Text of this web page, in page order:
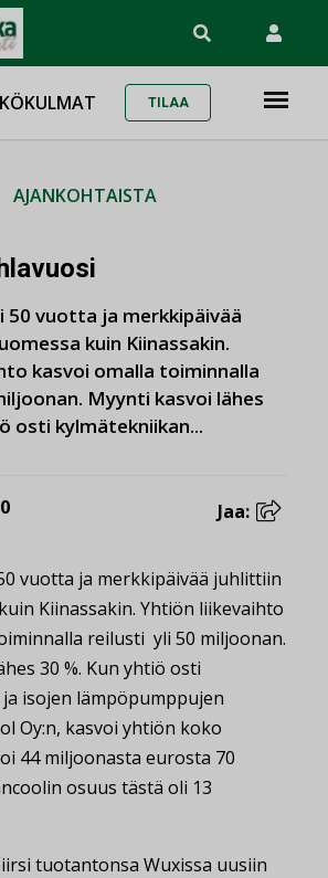
TILAA
AJANKOHTAISTA
50 vuotta ja merkkipäivää
kuin Kiinassakin.
kasvoi omalla toiminnalla
Myynti kasvoi lähes
osti kylmätekniikan...
Jaa:
vuotta ja merkkipäivää juhlittiin
Kiinassakin. Yhtiön liikevaihto
reilusti yli 50 miljoonan.
30 %. Kun yhtiö osti
isojen lämpöpumppujen
Oy:n, kasvoi yhtiön koko
44 miljoonasta eurosta 70
osuus tästä oli 13
tuotantonsa Wuxissa uusiin